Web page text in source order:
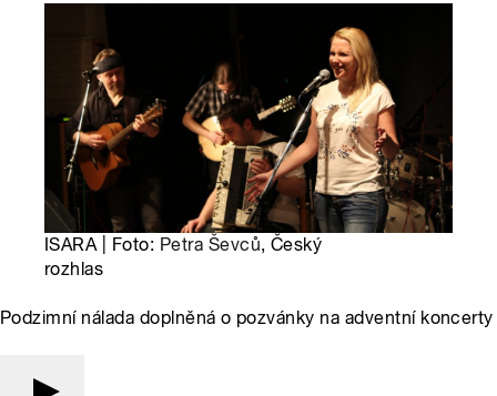
ISARA | Foto: Petra Ševců, Český
rozhlas
Podzimní nálada doplněná o pozvánky na adventní koncerty